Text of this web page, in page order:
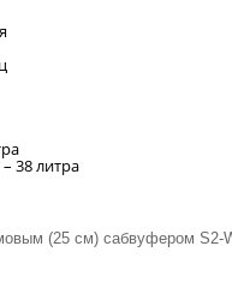
38 литра
(25 см) сабвуфером S2-